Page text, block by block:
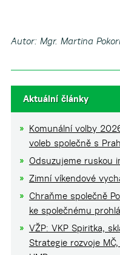
Autor: Mgr. Martina
Aktuální články
Komunální volby
voleb společně s
Odsuzujeme ruskou
Zimní víkendové
Chraňme společně
ke společnému
VŽP: VKP Spiritka,
Strategie rozvoje